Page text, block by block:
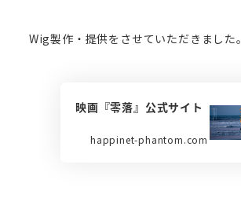
Wig製作・提供をさせていただきました。
映画『零落』公式サイト
happinet-phantom.com